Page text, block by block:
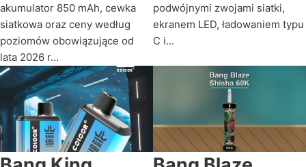
akumulator 850 mAh, cewka
siatkowa oraz ceny według
poziomów obowiązujące od
lata 2026 r…
podwójnymi zwojami siatki,
ekranem LED, ładowaniem typu
C i...